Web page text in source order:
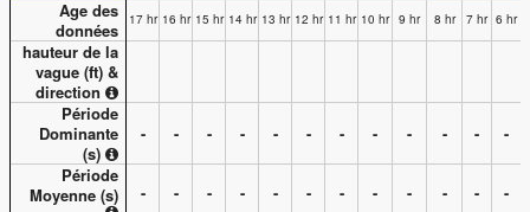
Age des
données
17 hr 16 hr 15 hr 14 hr 13 hr 12 hr 11 hr 10 hr 9 hr 8 hr 7 hr 6 hr
hauteur de la
vague (ft) &
direction
Période
Dominante
(s)
- - - - - - - - - - -
-
Période
Moyenne (s)
- - - - - - - - - - -
-